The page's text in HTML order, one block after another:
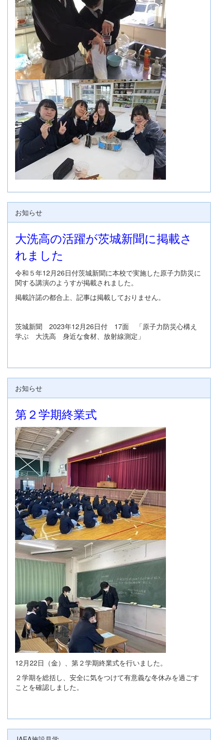
お知らせ
大洗高の活躍が茨城新聞に掲載さ
れました
令和５年12月26日付茨城新聞に本校で実施した原子力防災に
関する講演のようすが掲載されました。
掲載許諾の都合上、記事は掲載しておりません。
茨城新聞 2023年12月26日付 17面 「原子力防災心構え
学ぶ 大洗高 身近な食材、放射線測定」
お知らせ
第２学期終業式
12月22日（金）、第２学期終業式を行いました。
２学期を総括し、安全に気をつけて有意義な冬休みを過ごす
ことを確認しました。